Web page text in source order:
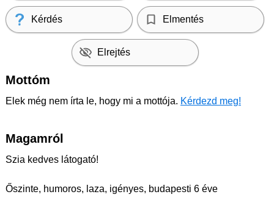
Kérdés Elmentés
Elrejtés
Mottóm
Elek még nem írta le, hogy mi a mottója. Kérdezd meg!
Magamról
Szia kedves látogató!
Őszinte, humoros, laza, igényes, budapesti 6 éve